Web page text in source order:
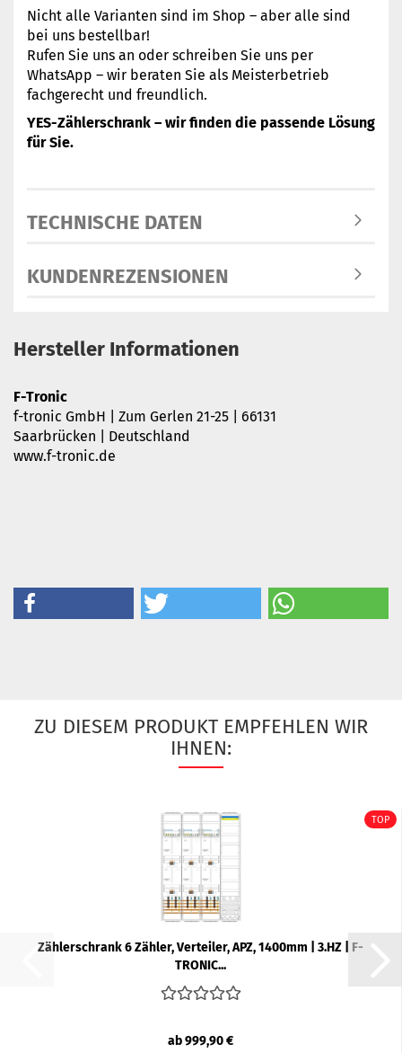
Nicht alle Varianten sind im Shop – aber alle sind
bei uns bestellbar!
Rufen Sie uns an oder schreiben Sie uns per
WhatsApp – wir beraten Sie als Meisterbetrieb
fachgerecht und freundlich.
YES-Zählerschrank – wir finden die passende Lösung
für Sie.
TECHNISCHE DATEN
KUNDENREZENSIONEN
Hersteller Informationen
F-Tronic
f-tronic GmbH | Zum Gerlen 21-25 | 66131
Saarbrücken | Deutschland
www.f-tronic.de
ZU DIESEM PRODUKT EMPFEHLEN WIR
IHNEN:
TOP
Zäh­ler­schrank 6 Zäh­ler, Ver­tei­ler, APZ, 1400mm | 3.HZ | F-​
TRO­NIC...
ab 999,90 €